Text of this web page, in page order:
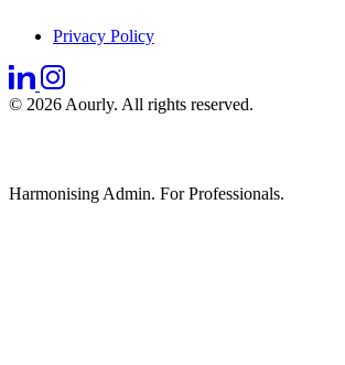
Privacy Policy
© 2026 Aourly. All rights reserved.
Harmonising Admin. For Professionals.